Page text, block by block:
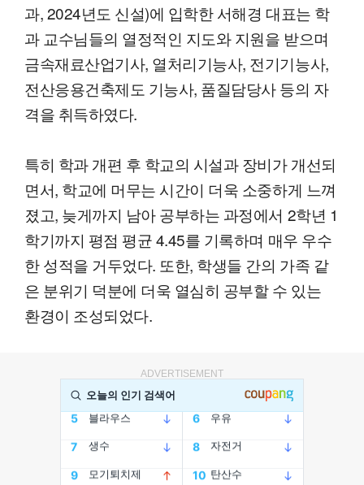
과, 2024년도 신설)에 입학한 서해경 대표는 학
과 교수님들의 열정적인 지도와 지원을 받으며
금속재료산업기사, 열처리기능사, 전기기능사,
전산응용건축제도 기능사, 품질담당사 등의 자
격을 취득하였다.
특히 학과 개편 후 학교의 시설과 장비가 개선되
면서, 학교에 머무는 시간이 더욱 소중하게 느껴
졌고, 늦게까지 남아 공부하는 과정에서 2학년 1
학기까지 평점 평균 4.45를 기록하며 매우 우수
한 성적을 거두었다. 또한, 학생들 간의 가족 같
은 분위기 덕분에 더욱 열심히 공부할 수 있는
환경이 조성되었다.
ADVERTISEMENT